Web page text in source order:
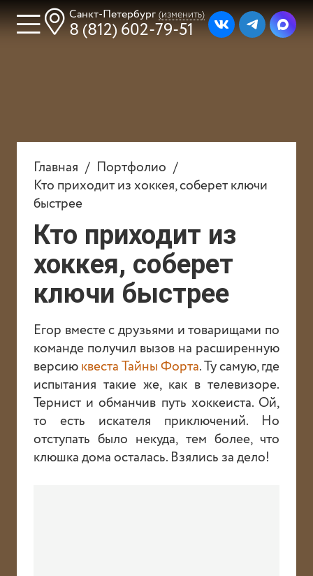
Санкт-Петербург(изменить)
8 (812) 602-79-51
ГЛАВНАЯ
ПРАЗДНИКИ ДЛЯ ДЕТЕЙ
ГДЕ ПРОВЕСТИ ПРАЗДНИК
УЗНАТЬ ЦЕНУ И ПОЛУЧИТЬ
БОНУС
ПОРТФОЛИО
ОТЗЫВЫ
БЛОГ
ОПЛАТА
ВОПРОСЫ
Главная / Портфолио /
Кто приходит из хоккея, соберет ключи
быстрее
Кто приходит из
хоккея, соберет
ключи быстрее
Егор вместе с друзьями и товарищами по
команде получил вызов на расширенную
версиюквеста Тайны Форта. Ту самую, где
испытания такие же, как в телевизоре.
Тернист и обманчив путь хоккеиста. Ой,
то есть искателя приключений. Но
отступать было некуда, тем более, что
клюшка дома осталась. Взялись за дело!